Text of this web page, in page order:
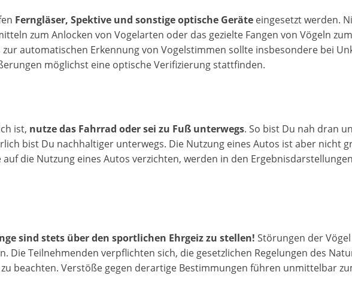
Ferngläser, Spektive und sonstige optische Geräte eingesetzt werden.
zum Anlocken von Vogelarten oder das gezielte Fangen von Vögeln
zur automatischen Erkennung von Vogelstimmen sollte insbesondere bei
möglichst eine optische Verifizierung stattfinden.
ist, nutze das Fahrrad oder sei zu Fuß unterwegs. So bist Du nah dran
bist Du nachhaltiger unterwegs. Die Nutzung eines Autos ist aber nicht
auf die Nutzung eines Autos verzichten, werden in den
sind stets über den sportlichen Ehrgeiz zu stellen! Störungen der
Die Teilnehmenden verpflichten sich, die gesetzlichen Regelungen des
beachten. Verstöße gegen derartige Bestimmungen führen unmittelbar